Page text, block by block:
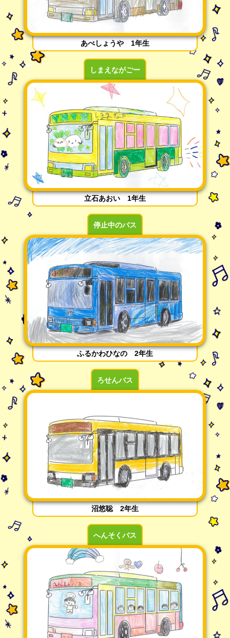
あべしょうや 1年生
しまえながごー
立石あおい 1年生
停止中のバス
ふるかわひなの 2年生
ろせんバス
沼悠聡 2年生
へんそくバス